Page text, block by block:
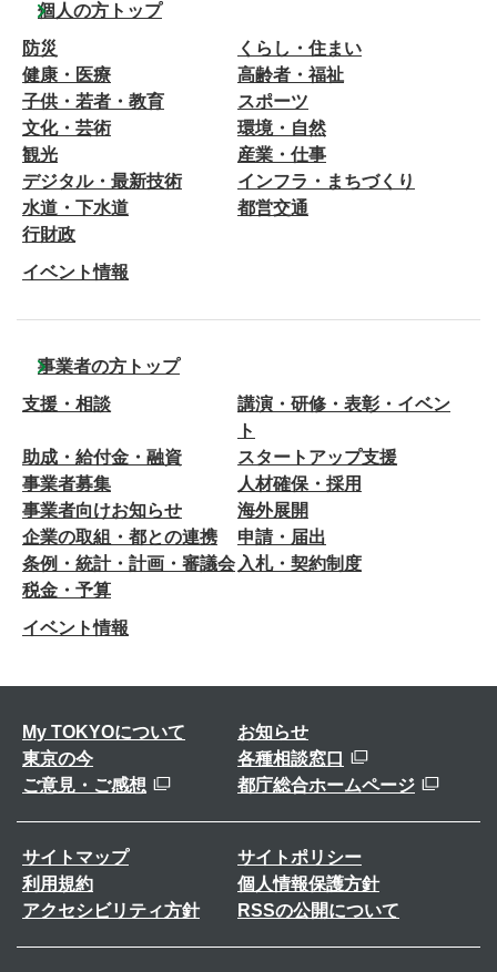
個人の方トップ
防災
くらし・住まい
健康・医療
高齢者・福祉
子供・若者・教育
スポーツ
文化・芸術
環境・自然
観光
産業・仕事
デジタル・最新技術
インフラ・まちづくり
水道・下水道
都営交通
行財政
イベント情報
事業者の方トップ
支援・相談
講演・研修・表彰・イベン
ト
助成・給付金・融資
スタートアップ支援
事業者募集
人材確保・採用
事業者向けお知らせ
海外展開
企業の取組・都との連携
申請・届出
条例・統計・計画・審議会 入札・契約制度
税金・予算
イベント情報
My TOKYOについて
お知らせ
東京の今
各種相談窓口
ご意見・ご感想
都庁総合ホームページ
サイトマップ
サイトポリシー
利用規約
個人情報保護方針
アクセシビリティ方針
RSSの公開について